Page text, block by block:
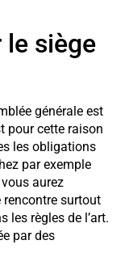
le siège
générale est
pour cette raison
les obligations
par exemple
aurez
rencontre surtout
les règles de l’art.
par des